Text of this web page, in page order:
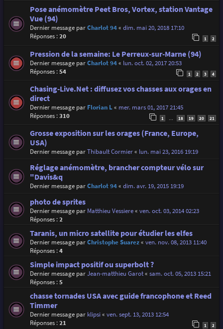
Pose anémomètre Peet Bros, Vortex, station Vantage
Vue (94)
Dernier message parCharlot 94« dim. mai 20, 2018 17:10
Réponses :20 1 2
Pression de la semaine: Le Perreux-sur-Marne (94)
Dernier message parCharlot 94« lun. oct. 02, 2017 20:53
Réponses :54 1 2 3 4
Chasing-Live.Net : diffusez vos chasses aux orages en
direct
Dernier message par Florian L« mer. mars 01, 2017 21:45
Réponses :310 1 18 19 20 21
Grosse exposition sur les orages (France, Europe,
USA)
Dernier message parThibault Cormier« lun. mai 23, 2016 19:19
Réglage anémomètre, brancher compteur vélo sur
"Davis&q
Dernier message parCharlot 94« dim. avr. 19, 2015 19:19
photo de sprites
Dernier message par Matthieu Vessiere« ven. oct. 03, 2014 02:23
Réponses :2
Taranis, un micro satellite pour étudier les elfes
Dernier message parChristophe Suarez« ven. nov. 08, 2013 11:40
Réponses :4
Simple impact positif ou superbolt ?
Dernier message parJean-matthieu Garot« sam. oct. 05, 2013 15:21
Réponses :5
chasse tornades USA avec guide francophone et Reed
Timmer
Dernier message par klipsi« ven. sept. 13, 2013 12:54
Réponses :21 1 2